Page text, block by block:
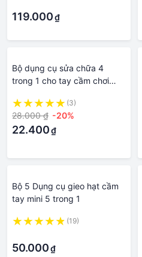
119.000₫
Bộ dụng cụ sửa chữa 4
trong 1 cho tay cầm chơi
(3)
28.000 ₫ -20%
22.400₫
Bộ 5 Dụng cụ gieo hạt cầm
tay mini 5 trong 1
(19)
50.000₫